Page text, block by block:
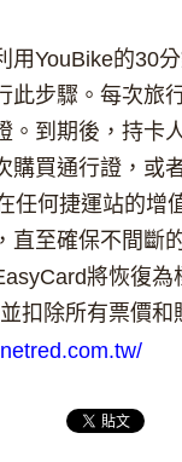
用YouBike的30
此步驟。每次旅
。到期後，持卡
購買通行證，或
任何捷運站的增
直至確保不間斷
將恢復為
扣除所有票價和